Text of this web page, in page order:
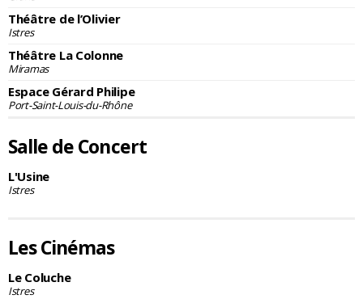
Théâtre de l’Olivier
Istres
Théâtre La Colonne
Miramas
Espace Gérard Philipe
Port-Saint-Louis-du-Rhône
Salle de Concert
L'Usine
Istres
Les Cinémas
Le Coluche
Istres